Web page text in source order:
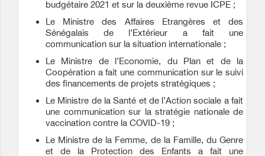
budgétaire 2021 et sur la deuxième revue ICPE ;
Le Ministre des Affaires Etrangères et des
Sénégalais de l’Extérieur a fait une
communication sur la situation internationale ;
Le Ministre de l’Economie, du Plan et de la
Coopération a fait une communication sur le suivi
des financements de projets stratégiques ;
Le Ministre de la Santé et de l’Action sociale a fait
une communication sur la stratégie nationale de
vaccination contre la COVID-19 ;
Le Ministre de la Femme, de la Famille, du Genre
et de la Protection des Enfants a fait une